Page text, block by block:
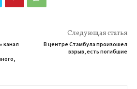
канал
Следующая статья
В центре Стамбула произошел
взрыв, есть погибшие